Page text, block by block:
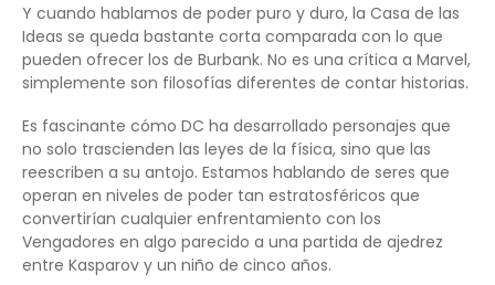
Y cuando hablamos de poder puro y duro, la Casa de las
Ideas se queda bastante corta comparada con lo que
pueden ofrecer los de Burbank. No es una crítica a Marvel,
simplemente son filosofías diferentes de contar historias.
Es fascinante cómo DC ha desarrollado personajes que
no solo trascienden las leyes de la física, sino que las
reescriben a su antojo. Estamos hablando de seres que
operan en niveles de poder tan estratosféricos que
convertirían cualquier enfrentamiento con los
Vengadores en algo parecido a una partida de ajedrez
entre Kasparov y un niño de cinco años.